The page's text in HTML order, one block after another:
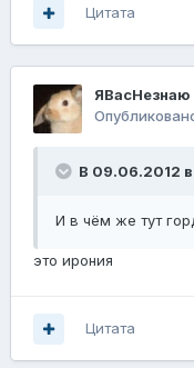
Цитата
ЯВасНезнаю
В 09.06.2012 в
И в чём же тут
это ирония
Цитата